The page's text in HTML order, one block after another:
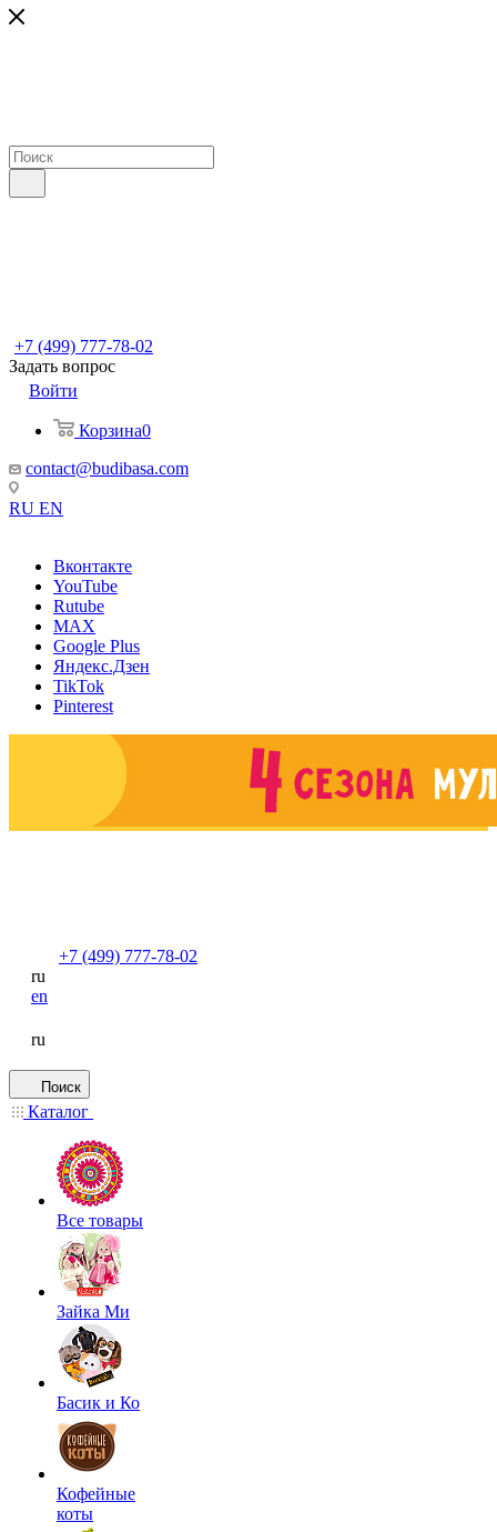
+7 (499) 777-78-02
Задать вопрос
Войти
Корзина0
contact@budibasa.com
RU EN
Вконтакте
YouTube
Rutube
MAX
Google Plus
Яндекс.Дзен
TikTok
Pinterest
+7 (499) 777-78-02
ru
en
ru
Поиск
Каталог
Все товары
Зайка Ми
Басик и Ко
Кофейные
коты